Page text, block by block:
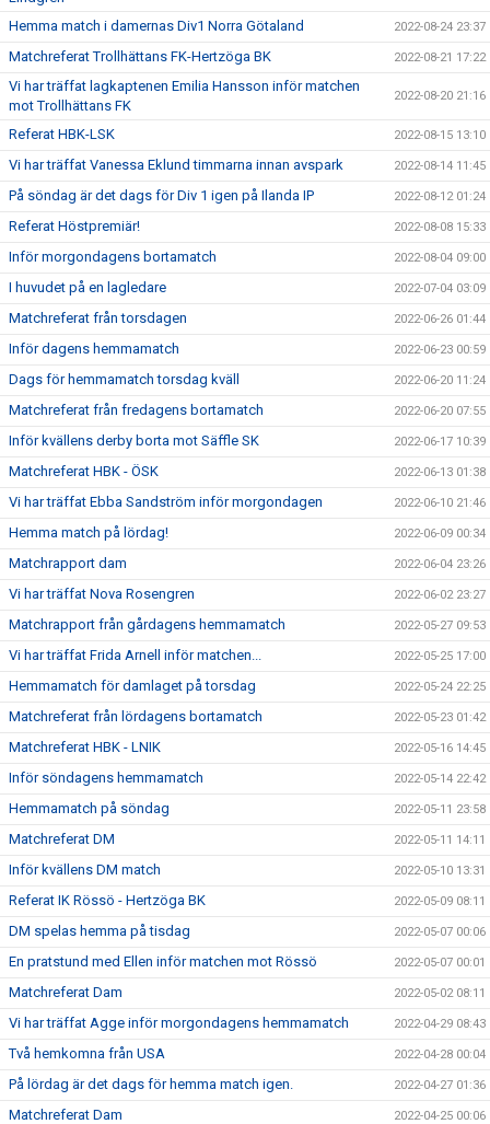
Hemma match i damernas Div1 Norra Götaland 2022-08-24 23:37
Matchreferat Trollhättans FK-Hertzöga BK 2022-08-21 17:22
Vi har träffat lagkaptenen Emilia Hansson inför matchen
mot Trollhättans FK
2022-08-20 21:16
Referat HBK-LSK 2022-08-15 13:10
Vi har träffat Vanessa Eklund timmarna innan avspark 2022-08-14 11:45
På söndag är det dags för Div 1 igen på Ilanda IP 2022-08-12 01:24
Referat Höstpremiär! 2022-08-08 15:33
Inför morgondagens bortamatch 2022-08-04 09:00
I huvudet på en lagledare 2022-07-04 03:09
Matchreferat från torsdagen 2022-06-26 01:44
Inför dagens hemmamatch 2022-06-23 00:59
Dags för hemmamatch torsdag kväll 2022-06-20 11:24
Matchreferat från fredagens bortamatch 2022-06-20 07:55
Inför kvällens derby borta mot Säffle SK 2022-06-17 10:39
Matchreferat HBK - ÖSK 2022-06-13 01:38
Vi har träffat Ebba Sandström inför morgondagen 2022-06-10 21:46
Hemma match på lördag! 2022-06-09 00:34
Matchrapport dam 2022-06-04 23:26
Vi har träffat Nova Rosengren 2022-06-02 23:27
Matchrapport från gårdagens hemmamatch 2022-05-27 09:53
Vi har träffat Frida Arnell inför matchen... 2022-05-25 17:00
Hemmamatch för damlaget på torsdag 2022-05-24 22:25
Matchreferat från lördagens bortamatch 2022-05-23 01:42
Matchreferat HBK - LNIK 2022-05-16 14:45
Inför söndagens hemmamatch 2022-05-14 22:42
Hemmamatch på söndag 2022-05-11 23:58
Matchreferat DM 2022-05-11 14:11
Inför kvällens DM match 2022-05-10 13:31
Referat IK Rössö - Hertzöga BK 2022-05-09 08:11
DM spelas hemma på tisdag 2022-05-07 00:06
En pratstund med Ellen inför matchen mot Rössö 2022-05-07 00:01
Matchreferat Dam 2022-05-02 08:11
Vi har träffat Agge inför morgondagens hemmamatch 2022-04-29 08:43
Två hemkomna från USA 2022-04-28 00:04
På lördag är det dags för hemma match igen. 2022-04-27 01:36
Matchreferat Dam 2022-04-25 00:06